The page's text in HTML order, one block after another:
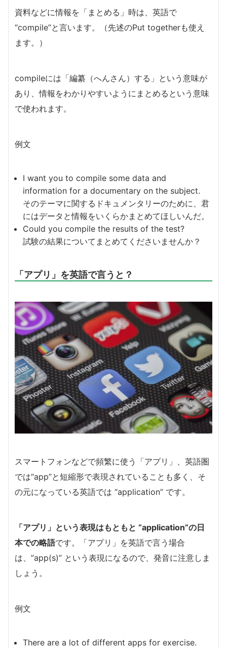
資料などに情報を「まとめる」時は、英語で
“compile”と言います。（先述のPut togetherも使え
ます。）
compileには「編纂（へんさん）する」という意味が
あり、情報をわかりやすいようにまとめるという意味
で使われます。
例文
I want you to compile some data and
information for a documentary on the subject.
そのテーマに関するドキュメンタリーのために、君
にはデータと情報をいくらかまとめてほしいんだ。
Could you compile the results of the test?
試験の結果についてまとめてくださいませんか？
「アプリ」を英語で言うと？
スマートフォンなどで頻繁に使う「アプリ」、英語圏
では“app”と短縮形で表現されていることも多く、そ
の元になっている英語では “application” です。
「アプリ」という表現はもともと “application”の日
本での略語です。「アプリ」を英語で言う場合
は、”app(s)” という表現になるので、発音に注意しま
しょう。
例文
There are a lot of different apps for exercise.